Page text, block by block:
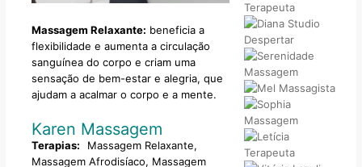
Massagem Relaxante: beneficia a
flexibilidade e aumenta a circulação
sanguínea do corpo e criam uma
sensação de bem-estar e alegria, que
ajudam a acalmar o corpo e a mente.
Karen Massagem
Terapias: Massagem Relaxante,
Massagem Afrodisíaco, Massagem